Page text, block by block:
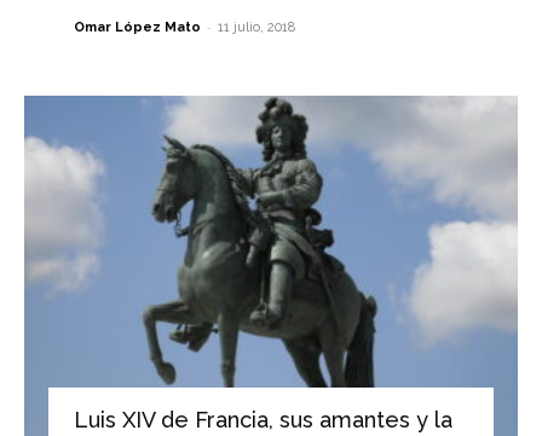
Omar López Mato - 11 julio, 2018
Luis XIV de Francia, sus amantes y la